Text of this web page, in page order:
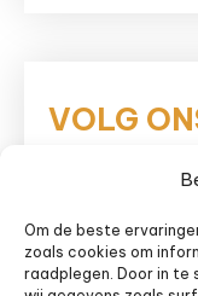
Om de beste
zoals cookies om
raadplegen. Door in te
VOLG